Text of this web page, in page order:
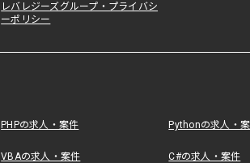
レバレジーズグループ・プライバシ
ーポリシー
PHPの求人・案件 Pythonの求人・
VBAの求人・案件 C#の求人・案件